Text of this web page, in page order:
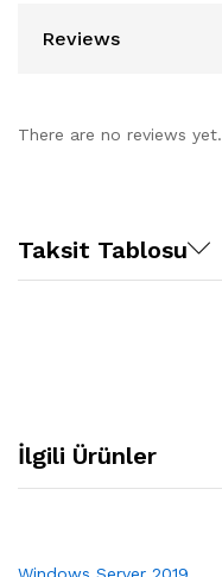
Reviews
There are no reviews yet.
Taksit Tablosu
İlgili Ürünler
Windows Server 2019